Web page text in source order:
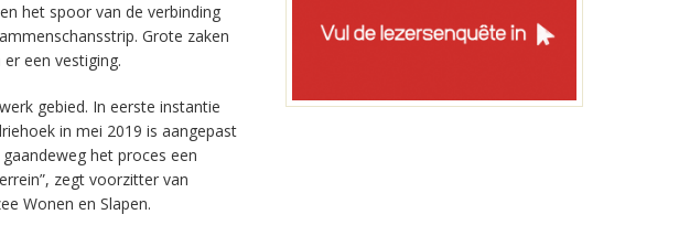
het spoor van de verbinding
Grote zaken
een vestiging.
gebied. In eerste instantie
in mei 2019 is aangepast
het proces een
zegt voorzitter van
Wonen en Slapen.